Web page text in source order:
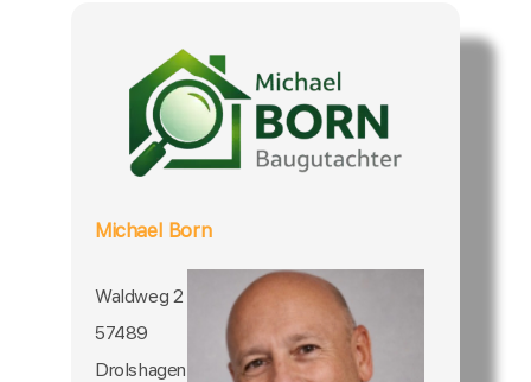
Michael Born
Waldweg 2
57489
Drolshagen